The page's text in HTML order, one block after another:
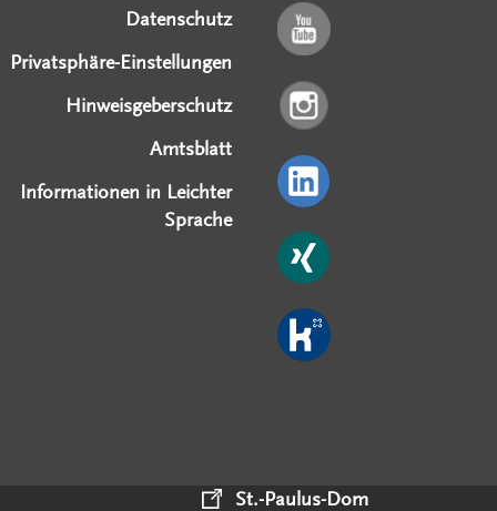
Datenschutz
Privatsphäre-Einstellungen
Hinweisgeberschutz
Amtsblatt
Informationen in Leichter
Sprache
St.-Paulus-Dom